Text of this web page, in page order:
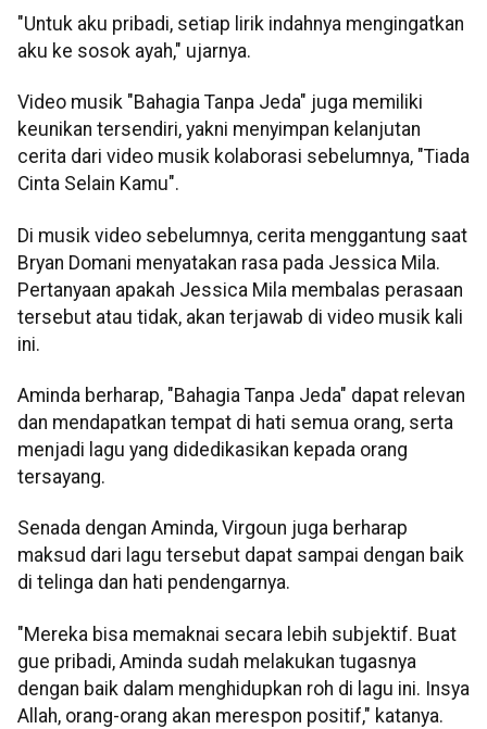
"Untuk aku pribadi, setiap lirik indahnya mengingatkan
aku ke sosok ayah," ujarnya.
Video musik "Bahagia Tanpa Jeda" juga memiliki
keunikan tersendiri, yakni menyimpan kelanjutan
cerita dari video musik kolaborasi sebelumnya, "Tiada
Cinta Selain Kamu".
Di musik video sebelumnya, cerita menggantung saat
Bryan Domani menyatakan rasa pada Jessica Mila.
Pertanyaan apakah Jessica Mila membalas perasaan
tersebut atau tidak, akan terjawab di video musik kali
ini.
Aminda berharap, "Bahagia Tanpa Jeda" dapat relevan
dan mendapatkan tempat di hati semua orang, serta
menjadi lagu yang didedikasikan kepada orang
tersayang.
Senada dengan Aminda, Virgoun juga berharap
maksud dari lagu tersebut dapat sampai dengan baik
di telinga dan hati pendengarnya.
"Mereka bisa memaknai secara lebih subjektif. Buat
gue pribadi, Aminda sudah melakukan tugasnya
dengan baik dalam menghidupkan roh di lagu ini. Insya
Allah, orang-orang akan merespon positif," katanya.